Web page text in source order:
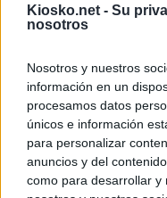
Kiosko.net - Su
nosotros
Nosotros y nuestros
información en un
procesamos datos
únicos e información
para personalizar
anuncios y del
como para desarrollar y